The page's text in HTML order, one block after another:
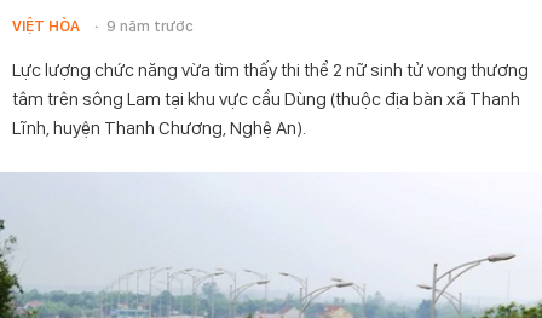
VIỆT HÒA 9 năm trước
Lực lượng chức năng vừa tìm thấy thi thể 2 nữ sinh tử vong thương
tâm trên sông Lam tại khu vực cầu Dùng (thuộc địa bàn xã Thanh
Lĩnh, huyện Thanh Chương, Nghệ An).